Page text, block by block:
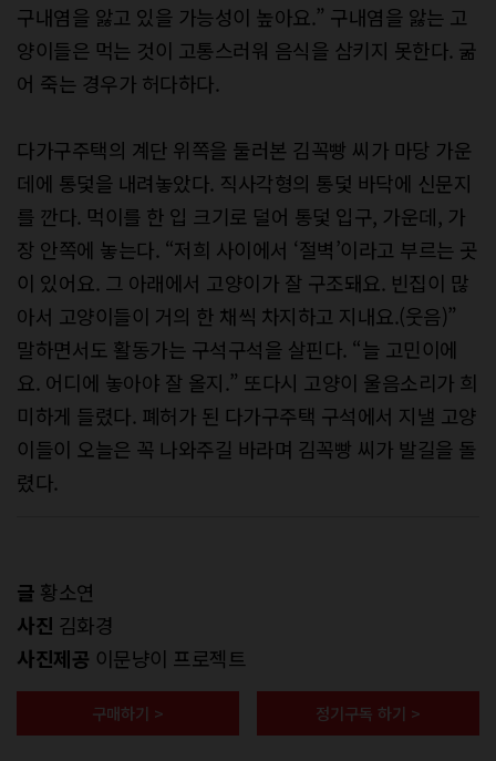
구내염을 앓고 있을 가능성이 높아요.” 구내염을 앓는 고
양이들은 먹는 것이 고통스러워 음식을 삼키지 못한다. 굶
어 죽는 경우가 허다하다.
다가구주택의 계단 위쪽을 둘러본 김꼭빵 씨가 마당 가운
데에 통덫을 내려놓았다. 직사각형의 통덫 바닥에 신문지
를 깐다. 먹이를 한 입 크기로 덜어 통덫 입구, 가운데, 가
장 안쪽에 놓는다. “저희 사이에서 ‘절벽’이라고 부르는 곳
이 있어요. 그 아래에서 고양이가 잘 구조돼요. 빈집이 많
아서 고양이들이 거의 한 채씩 차지하고 지내요.(웃음)”
말하면서도 활동가는 구석구석을 살핀다. “늘 고민이에
요. 어디에 놓아야 잘 올지.” 또다시 고양이 울음소리가 희
미하게 들렸다. 폐허가 된 다가구주택 구석에서 지낼 고양
이들이 오늘은 꼭 나와주길 바라며 김꼭빵 씨가 발길을 돌
렸다.
글 황소연
사진 김화경
사진제공 이문냥이 프로젝트
구매하기 > 정기구독 하기 >